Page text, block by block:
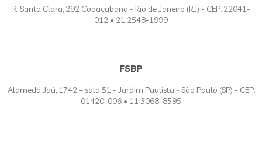
R. Santa Clara, 292 Copacabana - Rio de Janeiro (RJ) - CEP: 22041-
012 • 21 2548-1999
FSBP
Alameda Jaú, 1742 – sala 51 - Jardim Paulista - São Paulo (SP) - CEP:
01420-006 • 11 3068-8595